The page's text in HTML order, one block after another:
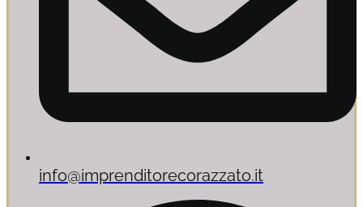
info@imprenditorecorazzato.it